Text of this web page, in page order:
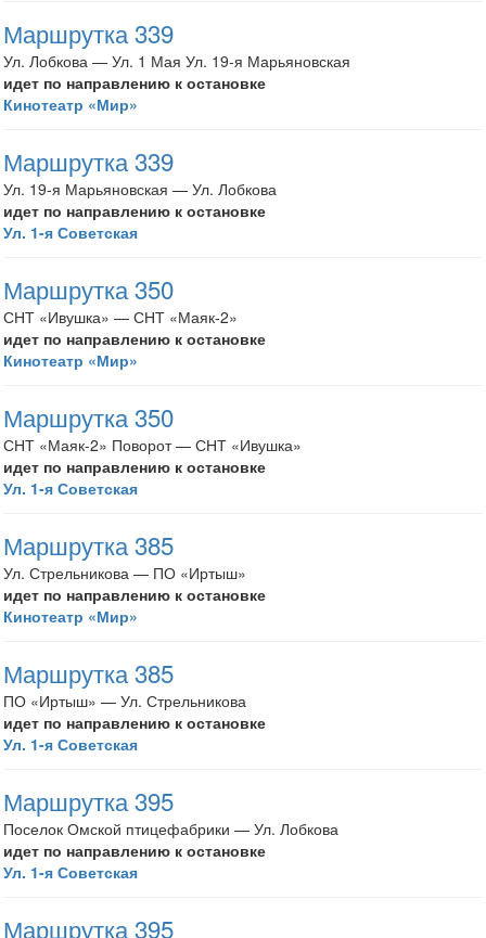
Маршрутка 339
Ул. Лобкова — Ул. 1 Мая Ул. 19-я Марьяновская
идет по направлению к остановке
Кинотеатр «Мир»
Маршрутка 339
Ул. 19-я Марьяновская — Ул. Лобкова
идет по направлению к остановке
Ул. 1-я Советская
Маршрутка 350
СНТ «Ивушка» — СНТ «Маяк-2»
идет по направлению к остановке
Кинотеатр «Мир»
Маршрутка 350
СНТ «Маяк-2» Поворот — СНТ «Ивушка»
идет по направлению к остановке
Ул. 1-я Советская
Маршрутка 385
Ул. Стрельникова — ПО «Иртыш»
идет по направлению к остановке
Кинотеатр «Мир»
Маршрутка 385
ПО «Иртыш» — Ул. Стрельникова
идет по направлению к остановке
Ул. 1-я Советская
Маршрутка 395
Поселок Омской птицефабрики — Ул. Лобкова
идет по направлению к остановке
Ул. 1-я Советская
Маршрутка 395